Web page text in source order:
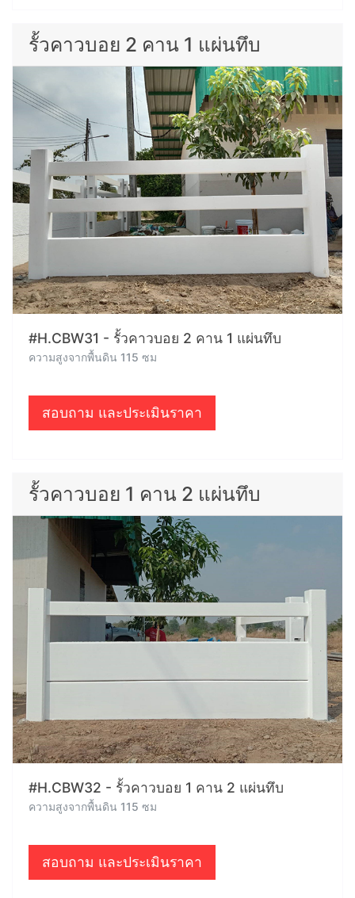
รั้วคาวบอย 2 คาน 1 แผ่นทึบ
#H.CBW31 - รั้วคาวบอย 2 คาน 1 แผ่นทึบ
ความสูงจากพื้นดิน 115 ซม
สอบถาม และประเมินราคา
รั้วคาวบอย 1 คาน 2 แผ่นทึบ
#H.CBW32 - รั้วคาวบอย 1 คาน 2 แผ่นทึบ
ความสูงจากพื้นดิน 115 ซม
สอบถาม และประเมินราคา